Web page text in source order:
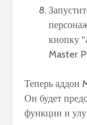
кнопку
Master
Теперь аддон
Он будет
функции и